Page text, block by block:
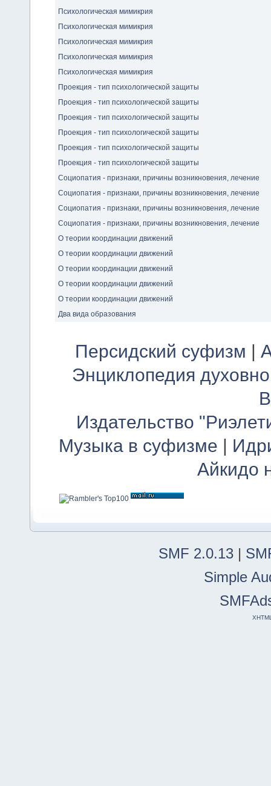
Психологическая мимикрия
Психологическая мимикрия
Психологическая мимикрия
Психологическая мимикрия
Психологическая мимикрия
Проекция - тип психологической защиты
Проекция - тип психологической защиты
Проекция - тип психологической защиты
Проекция - тип психологической защиты
Проекция - тип психологической защиты
Проекция - тип психологической защиты
Социопатия - признаки, причины возникновения, лечение
Социопатия - признаки, причины возникновения, лечение
Социопатия - признаки, причины возникновения, лечение
Социопатия - признаки, причины возникновения, лечение
О теории координации движений
О теории координации движений
О теории координации движений
О теории координации движений
О теории координации движений
Два вида образования
Персидский суфизм |
Энциклопедия
Издательство
Музыка в суфизме |
Айкидо
SMF 2.0.13 |
Simple